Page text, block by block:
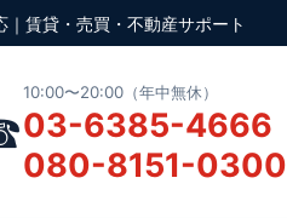
賃貸・売買・不動産サポート
10:00〜20:00（年中無休）
03-6385-4666
080-8151-0300